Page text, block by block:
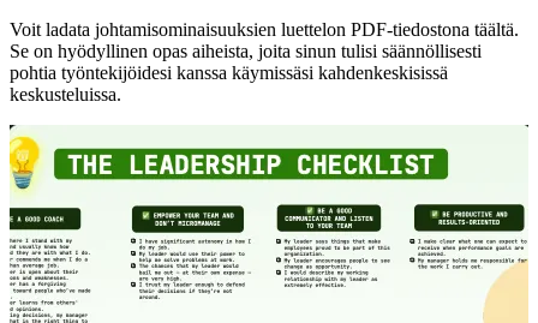
Voit ladata johtamisominaisuuksien luettelon PDF-tiedostona täältä.
Se on hyödyllinen opas aiheista, joita sinun tulisi säännöllisesti
pohtia työntekijöidesi kanssa käymissäsi kahdenkeskisissä
keskusteluissa.